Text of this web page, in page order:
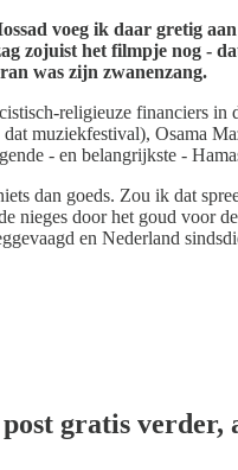
voeg ik daar gretig
zojuist het filmpje nog -
was zijn zwanenzang.
religieuze financiers
muziekfestival), Osama
- en belangrijkste -
dan goeds. Zou ik dat
nieges door het goud voor
en Nederland
post gratis verder,